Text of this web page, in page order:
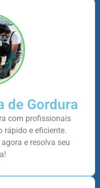
de Gordura
com profissionais
rápido e eficiente.
e resolva seu